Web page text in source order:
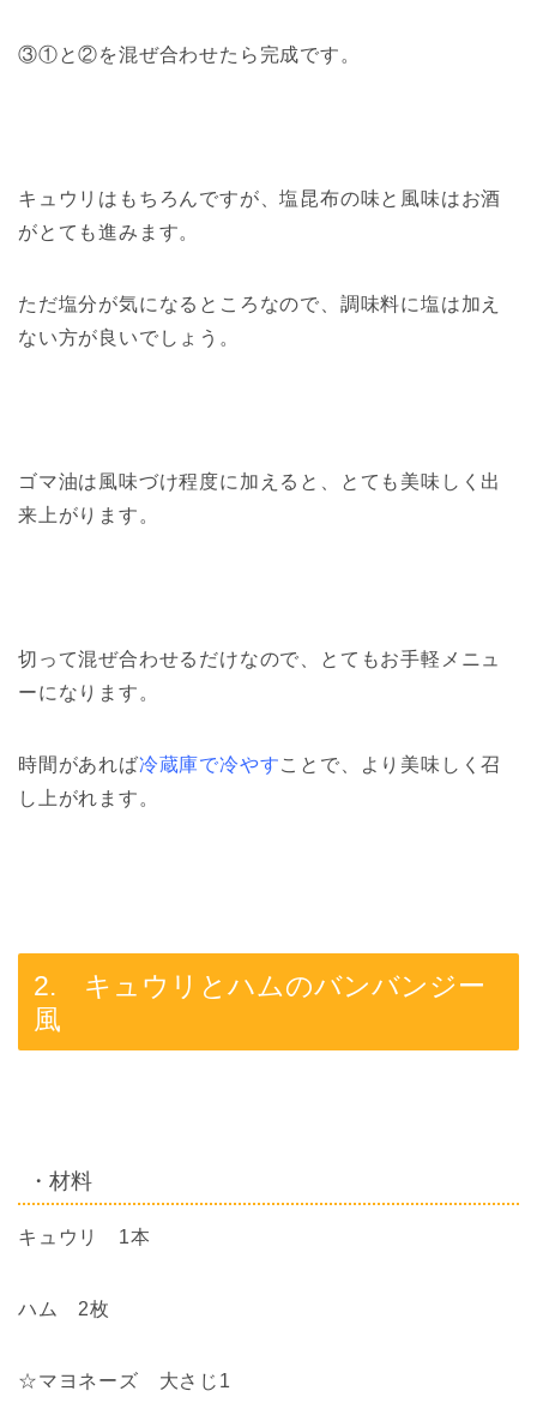
③①と②を混ぜ合わせたら完成です。
キュウリはもちろんですが、塩昆布の味と風味はお酒
がとても進みます。
ただ塩分が気になるところなので、調味料に塩は加え
ない方が良いでしょう。
ゴマ油は風味づけ程度に加えると、とても美味しく出
来上がります。
切って混ぜ合わせるだけなので、とてもお手軽メニュ
ーになります。
時間があれば冷蔵庫で冷やすことで、より美味しく召
し上がれます。
2. キュウリとハムのバンバンジー
風
・材料
キュウリ 1本
ハム 2枚
☆マヨネーズ 大さじ1